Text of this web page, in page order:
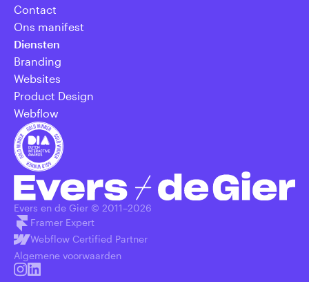
Contact
Ons manifest
Diensten
Branding
Websites
Product Design
Webflow
Evers en de Gier © 2011–2026
Framer Expert
Webflow Certified Partner
Algemene voorwaarden